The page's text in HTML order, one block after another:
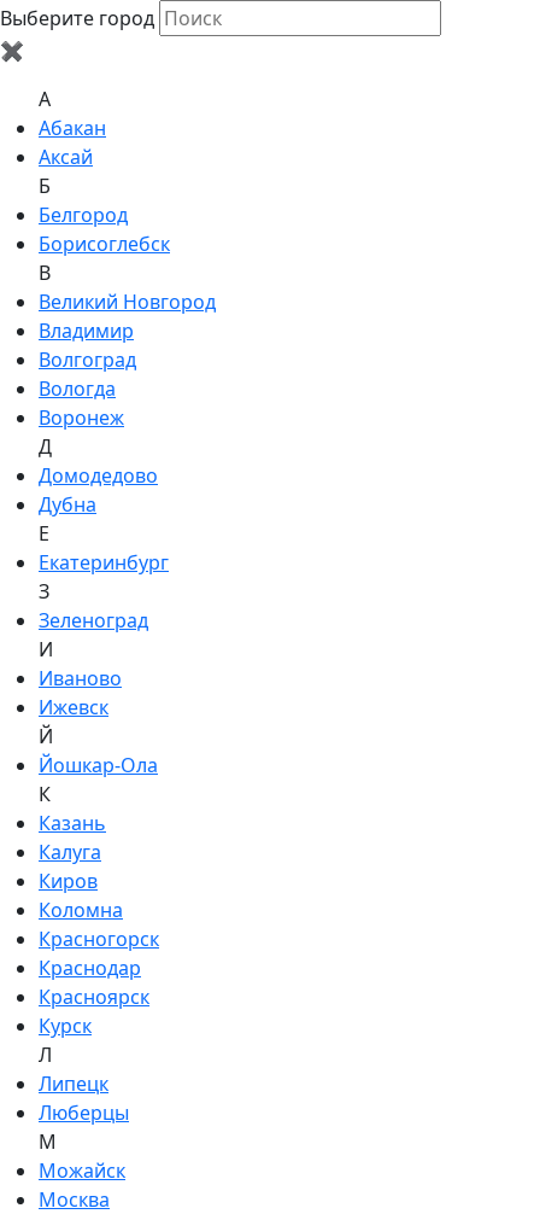
Выберите город
✖
A
Абакан
Аксай
Б
Белгород
Борисоглебск
В
Великий Новгород
Владимир
Волгоград
Вологда
Воронеж
Д
Домодедово
Дубна
Е
Екатеринбург
З
Зеленоград
И
Иваново
Ижевск
Й
Йошкар-Ола
К
Казань
Калуга
Киров
Коломна
Красногорск
Краснодар
Красноярск
Курск
Л
Липецк
Люберцы
М
Можайск
Москва